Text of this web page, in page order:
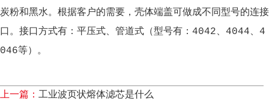
炭粉和黑水。根据客户的需要，壳体端盖可做成不同型号的连接
口。接口方式有：平压式、管道式（型号有：4042、4044、4
046等）。
上一篇： 工业波页状熔体滤芯是什么